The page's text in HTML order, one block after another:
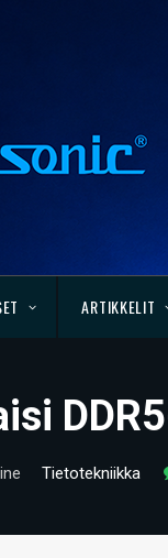
ARTIKKELIT
Tietotekniikka